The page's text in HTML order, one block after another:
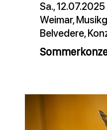
Sa.,
Weimar,
Belvedere,